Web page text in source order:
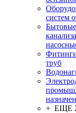
систем
Бытовые
труб
+ ЕЩЕ